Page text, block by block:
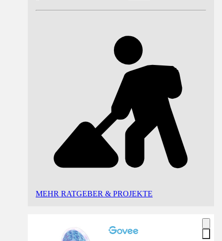
MEHR RATGEBER & PROJEKTE